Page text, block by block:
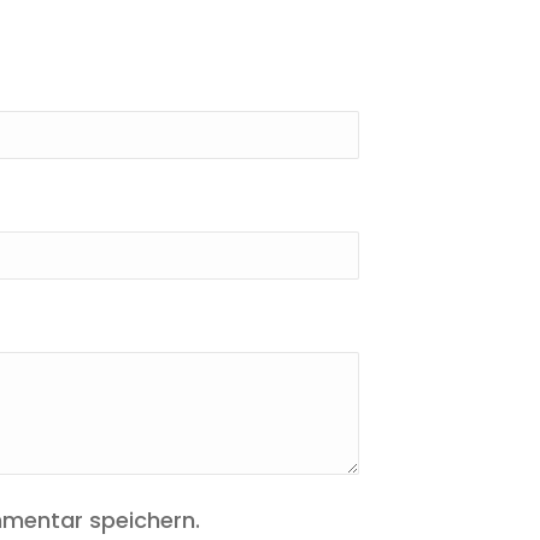
speichern.